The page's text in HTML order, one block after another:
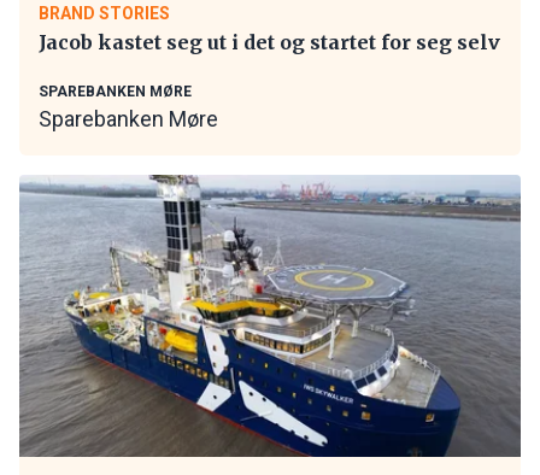
BRAND STORIES
Jacob kastet seg ut i det og startet for seg selv
SPAREBANKEN MØRE
Sparebanken Møre